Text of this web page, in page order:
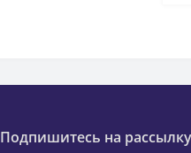
Подпишитесь на